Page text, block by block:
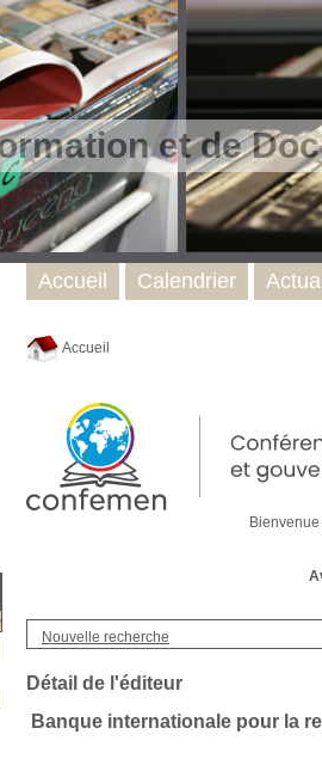
et de
Accueil
Bienvenue
Nouvelle recherche
Détail de l'éditeur
Banque internationale pour la
Accueil Calendrier